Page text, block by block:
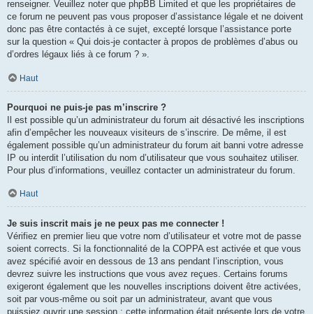
renseigner. Veuillez noter que phpBB Limited et que les propriétaires de
ce forum ne peuvent pas vous proposer d’assistance légale et ne doivent
donc pas être contactés à ce sujet, excepté lorsque l’assistance porte
sur la question « Qui dois-je contacter à propos de problèmes d’abus ou
d’ordres légaux liés à ce forum ? ».
Haut
Pourquoi ne puis-je pas m’inscrire ?
Il est possible qu’un administrateur du forum ait désactivé les inscriptions
afin d’empêcher les nouveaux visiteurs de s’inscrire. De même, il est
également possible qu’un administrateur du forum ait banni votre adresse
IP ou interdit l’utilisation du nom d’utilisateur que vous souhaitez utiliser.
Pour plus d’informations, veuillez contacter un administrateur du forum.
Haut
Je suis inscrit mais je ne peux pas me connecter !
Vérifiez en premier lieu que votre nom d’utilisateur et votre mot de passe
soient corrects. Si la fonctionnalité de la COPPA est activée et que vous
avez spécifié avoir en dessous de 13 ans pendant l’inscription, vous
devrez suivre les instructions que vous avez reçues. Certains forums
exigeront également que les nouvelles inscriptions doivent être activées,
soit par vous-même ou soit par un administrateur, avant que vous
puissiez ouvrir une session ; cette information était présente lors de votre